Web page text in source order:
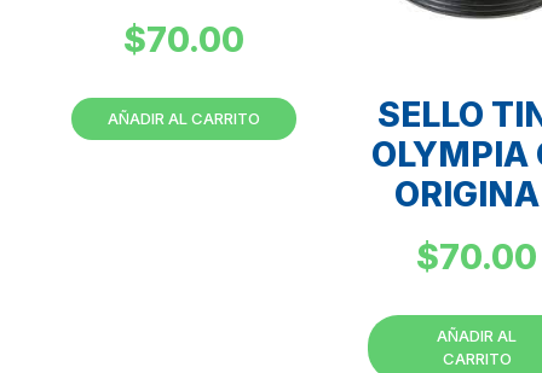
$70.00
AÑADIR AL CARRITO
SELLO
OLYMPIA
$70.00
AÑADIR AL
CARRITO